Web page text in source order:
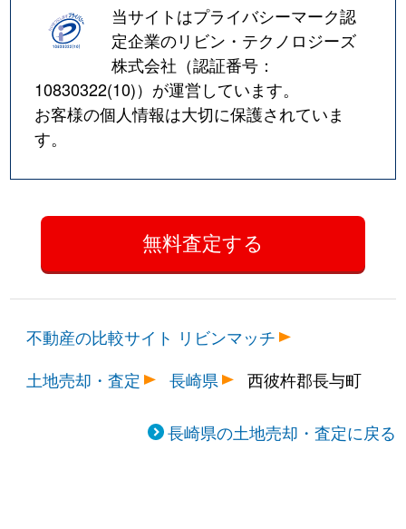
当サイトはプライバシーマーク認
定企業のリビン・テクノロジーズ
株式会社（認証番号：
10830322(10)）が運営しています。
お客様の個人情報は大切に保護されていま
す。
不動産の比較サイト リビンマッチ
土地売却・査定
長崎県 西彼杵郡長与町
長崎県の土地売却・査定に戻る